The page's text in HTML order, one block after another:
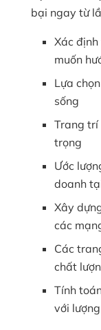
bại ngay từ
Xác
muốn
Lựa
sống
Trang trí
trọng
Ước
doanh
Xây
các
Các
chất
Tính
với